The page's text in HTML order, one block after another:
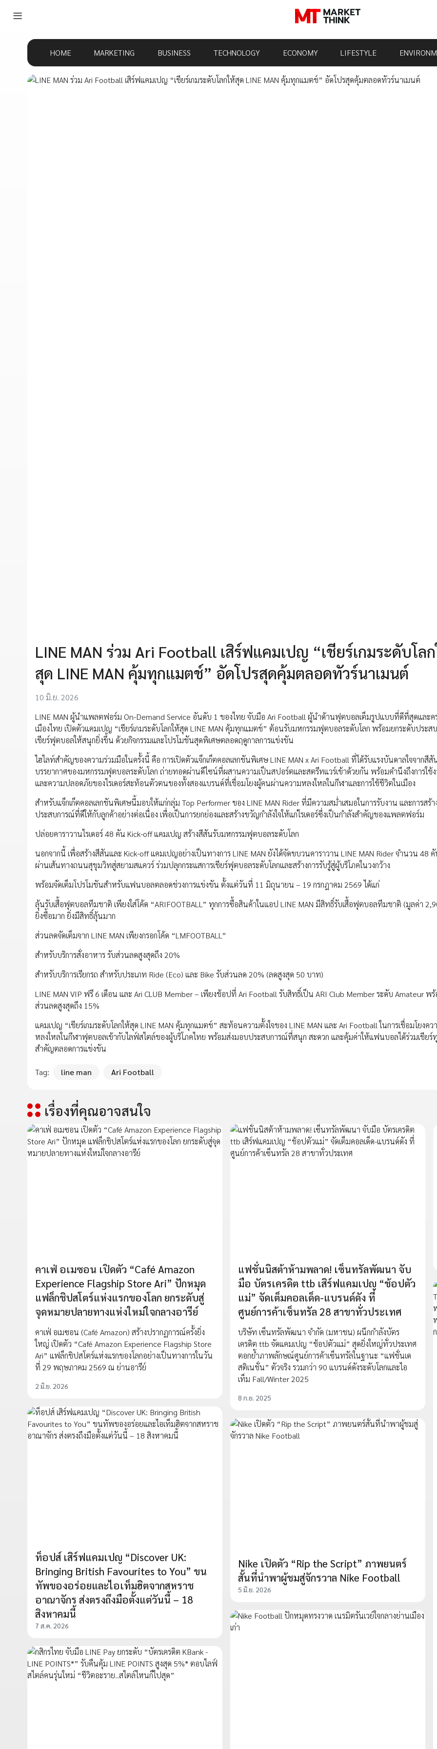
HOME MARKETING BUSINESS TECHNOLOGY ECONOMY LIFESTYLE
LINE MAN ร่วม Ari Football เสิร์ฟแคมเปญ “เชียร์เกมระดับโล
สุด LINE MAN คุ้มทุกแมตช์” อัดโปรสุดคุ้มตลอดทัวร์นาเมนต์
10 มิ.ย. 2026
LINE MAN ผู้นำแพลตฟอร์ม On-Demand Service อันดับ 1 ของไทย จับมือ Ari Football ผู้นำด้านฟุตบอลเต็มรูปแบบที่ดีที่สุดและ
เมืองไทย เปิดตัวแคมเปญ “เชียร์เกมระดับโลกให้สุด LINE MAN คุ้มทุกแมตช์” ต้อนรับมหกรรมฟุตบอลระดับโลก พร้อมยกระดับประส
เชียร์ฟุตบอลให้สนุกยิ่งขึ้น ด้วยกิจกรรมและโปรโมชันสุดพิเศษตลอดฤดูกาลการแข่งขัน
ไฮไลท์สำคัญของความร่วมมือในครั้งนี้ คือ การเปิดตัวแจ็กเก็ตคอลเลกชันพิเศษ LINE MAN x Ari Football ที่ได้รับแรงบันดาลใจจากสีสั
บรรยากาศของมหกรรมฟุตบอลระดับโลก ถ่ายทอดผ่านดีไซน์ที่ผสานความเป็นสปอร์ตและสตรีทแวร์เข้าด้วยกัน พร้อมคำนึงถึงการใช้ง
และความปลอดภัยของไรเดอร์สะท้อนตัวตนของทั้งสองแบรนด์ที่เชื่อมโยงผู้คนผ่านความหลงใหลในกีฬาและการใช้ชีวิตในเมือง
สำหรับแจ็กเก็ตคอลเลกชันพิเศษนี้มอบให้แก่กลุ่ม Top Performer ของ LINE MAN Rider ที่มีความสม่ำเสมอในการรับงาน และการสร้า
ประสบการณ์ที่ดีให้กับลูกค้าอย่างต่อเนื่อง เพื่อเป็นการยกย่องและสร้างขวัญกำลังใจให้แก่ไรเดอร์ซึ่งเป็นกำลังสำคัญของแพลตฟอร์ม
ปล่อยคาราวานไรเดอร์ 48 คัน Kick-off แคมเปญ สร้างสีสันรับมหกรรมฟุตบอลระดับโลก
นอกจากนี้ เพื่อสร้างสีสันและ Kick-off แคมเปญอย่างเป็นทางการ LINE MAN ยังได้จัดขบวนคาราวาน LINE MAN Rider จำนวน 48
ผ่านเส้นทางถนนสุขุมวิทสู่สยามสแควร์ ร่วมปลุกกระแสการเชียร์ฟุตบอลระดับโลกและสร้างการรับรู้สู่ผู้บริโภคในวงกว้าง
พร้อมจัดเต็มโปรโมชันสำหรับแฟนบอลตลอดช่วงการแข่งขัน ตั้งแต่วันที่ 11 มิถุนายน – 19 กรกฎาคม 2569 ได้แก่
ลุ้นรับเสื้อฟุตบอลทีมชาติ เพียงใส่โค้ด “ARIFOOTBALL” ทุกการซื้อสินค้าในแอป LINE MAN มีสิทธิ์รับเสื้อฟุตบอลทีมชาติ (มูลค่า
ยิ่งซื้อมาก ยิ่งมีสิทธิ์ลุ้นมาก
ส่วนลดจัดเต็มจาก LINE MAN เพียงกรอกโค้ด “LMFOOTBALL”
สำหรับบริการสั่งอาหาร รับส่วนลดสูงสุดถึง 20%
สำหรับบริการเรียกรถ สำหรับประเภท Ride (Eco) และ Bike รับส่วนลด 20% (ลดสูงสุด 50 บาท)
LINE MAN VIP ฟรี 6 เดือน และ Ari CLUB Member – เพียงช้อปที่ Ari Football รับสิทธิ์เป็น ARI Club Member ระดับ Amateur พ
ส่วนลดสูงสุดถึง 15%
แคมเปญ “เชียร์เกมระดับโลกให้สุด LINE MAN คุ้มทุกแมตช์” สะท้อนความตั้งใจของ LINE MAN และ Ari Football ในการเชื่อมโยงคว
หลงใหลในกีฬาฟุตบอลเข้ากับไลฟ์สไตล์ของผู้บริโภคไทย พร้อมส่งมอบประสบการณ์ที่สนุก สะดวก และคุ้มค่าให้แฟนบอลได้ร่วมเชีย
สำคัญตลอดการแข่งขัน
Tag: line man Ari Football
เรื่องที่คุณอาจสนใจ
คาเฟ่ อเมซอน เปิดตัว “Café Amazon
Experience Flagship Store Ari” ปักหมุด
แฟล็กชิปสโตร์แห่งแรกของโลก ยกระดับสู่
จุดหมายปลายทางแห่งใหม่ใจกลางอารีย์
คาเฟ่ อเมซอน (Café Amazon) สร้างปรากฏการณ์ครั้งยิ่ง
ใหญ่ เปิดตัว “Café Amazon Experience Flagship Store
Ari” แฟล็กชิปสโตร์แห่งแรกของโลกอย่างเป็นทางการในวัน
ที่ 29 พฤษภาคม 2569 ณ ย่านอารีย์
2 มิ.ย. 2026
แฟชั่นนิสต้าห้ามพลาด! เซ็นทรัลพัฒนา จับ
มือ บัตรเครดิต ttb เสิร์ฟแคมเปญ “ช้อปตัว
แม่” จัดเต็มคอลเด็ด-แบรนด์ดัง ที่
ศูนย์การค้าเซ็นทรัล 28 สาขาทั่วประเทศ
บริษัท เซ็นทรัลพัฒนา จำกัด (มหาชน) ผนึกกำลังบัตร
เครดิต ttb จัดแคมเปญ “ช้อปตัวแม่” สุดยิ่งใหญ่ทั่วประเทศ
ตอกย้ำภาพลักษณ์ศูนย์การค้าเซ็นทรัลในฐานะ “แฟชั่นเด
สติเนชั่น” ตัวจริง รวมกว่า 90 แบรนด์ดังระดับโลกและไอ
เท็ม Fall/Winter 2025
8 ก.ย. 2025
ท็อปส์ เสิร์ฟแคมเปญ “Discover UK:
Bringing British Favourites to You” ขน
ทัพของอร่อยและไอเท็มฮิตจากสหราช
อาณาจักร ส่งตรงถึงมือตั้งแต่วันนี้ – 18
สิงหาคมนี้
7 ส.ค. 2026
Nike เปิดตัว “Rip the Script” ภาพยนตร์
สั้นที่นำพาผู้ชมสู่จักรวาล Nike Football
5 มิ.ย. 2026